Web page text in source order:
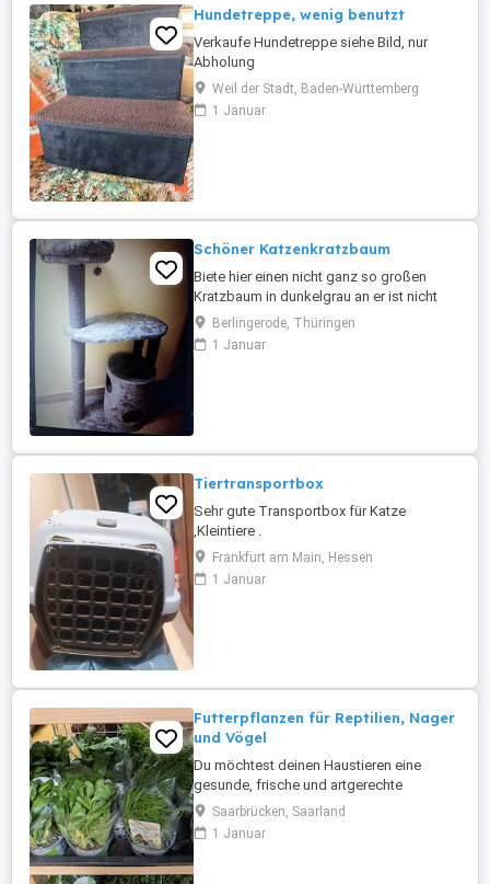
Hundetreppe, wenig benutzt
Verkaufe Hundetreppe siehe Bild, nur
Abholung
Weil der Stadt, Baden-Württemberg
1 Januar
Schöner Katzenkratzbaum
Biete hier einen nicht ganz so großen
Kratzbaum in dunkelgrau an er ist nicht
gebraucht
Berlingerode, Thüringen
1 Januar
Tiertransportbox
Sehr gute Transportbox für Katze
,Kleintiere .
Frankfurt am Main, Hessen
1 Januar
Futterpflanzen für Reptilien, Nager
und Vögel
Du möchtest deinen Haustieren eine
gesunde, frische und artgerechte
Abwechslung bieten? Ich verkaufe
verschiedene, hochwertige Futterpflanzen
der bekannten Marke Golli-Thek
Saarbrücken, Saarland
1 Januar